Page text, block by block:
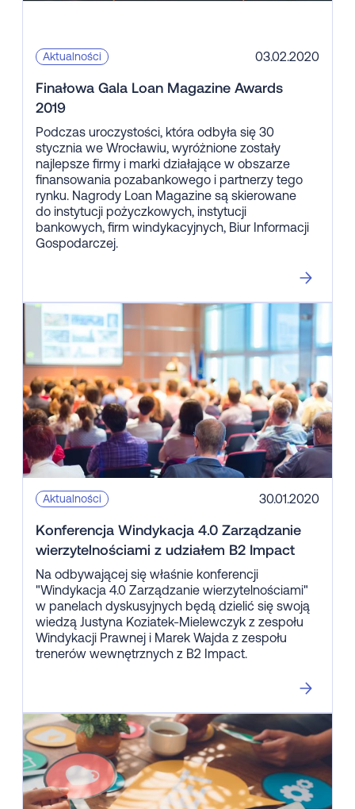
Aktualności 03.02.2020
Finałowa Gala Loan Magazine Awards
2019
Podczas uroczystości, która odbyła się 30
stycznia we Wrocławiu, wyróżnione zostały
najlepsze firmy i marki działające w obszarze
finansowania pozabankowego i partnerzy tego
rynku. Nagrody Loan Magazine są skierowane
do instytucji pożyczkowych, instytucji
bankowych, firm windykacyjnych, Biur Informacji
Gospodarczej.
Aktualności 30.01.2020
Konferencja Windykacja 4.0 Zarządzanie
wierzytelnościami z udziałem B2 Impact
Na odbywającej się właśnie konferencji
"Windykacja 4.0 Zarządzanie wierzytelnościami"
w panelach dyskusyjnych będą dzielić się swoją
wiedzą Justyna Koziatek-Mielewczyk z zespołu
Windykacji Prawnej i Marek Wajda z zespołu
trenerów wewnętrznych z B2 Impact.